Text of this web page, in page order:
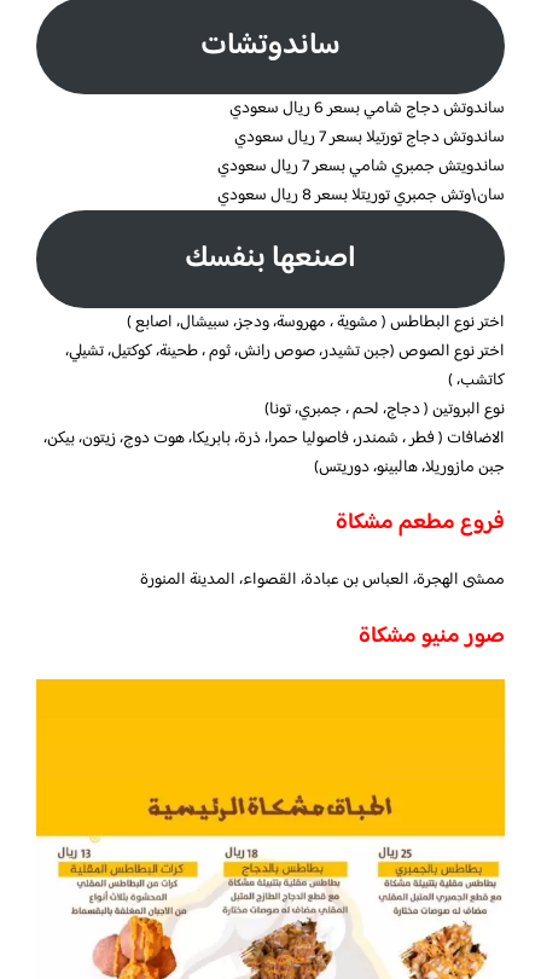
ساندوتشات
ساندوتش دجاج شامي بسعر 6 ريال سعودي
ساندوتش دجاج تورتيلا بسعر 7 ريال سعودي
ساندويتش جمبري شامي بسعر 7 ريال سعودي
سان\وتش جمبري توريتلا بسعر 8 ريال سعودي
اصنعها بنفسك
اختر نوع البطاطس ( مشوية ، مهروسة، ودجز، سبيشال، اصابع )
اختر نوع الصوص (جبن تشيدر، صوص رانش، ثوم ، طحينة، كوكتيل، تشيلي،
كاتشب، )
نوع البروتين ( دجاج، لحم ، جمبري، تونا)
الاضافات ( فطر ، شمندر، فاصوليا حمرا، ذرة، بابريكا، هوت دوج، زيتون، بيكن،
جبن مازوريلا، هالبينو، دوريتس)
فروع مطعم مشكاة
ممشى الهجرة، العباس بن عبادة، القصواء، المدينة المنورة
صور منيو مشكاة